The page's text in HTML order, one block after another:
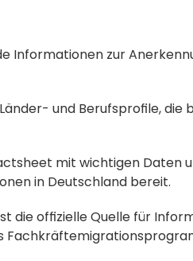
Informationen zur
und Berufsprofile, die
mit wichtigen Daten
in Deutschland bereit.
die offizielle Quelle für